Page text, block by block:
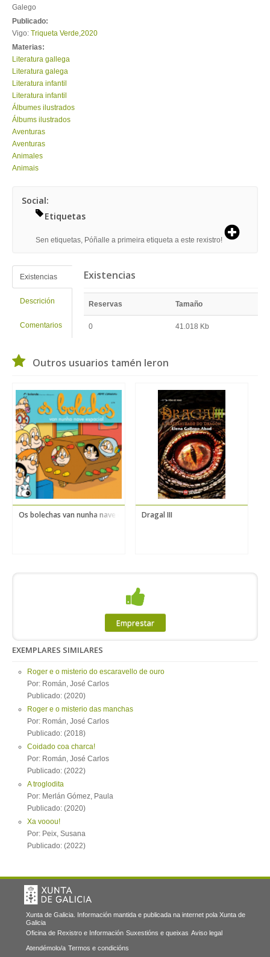
Galego
Publicado:
Vigo: Triqueta Verde,2020
Materias:
Literatura gallega
Literatura galega
Literatura infantil
Literatura infantil
Álbumes ilustrados
Álbums ilustrados
Aventuras
Aventuras
Animales
Animais
Social:
Etiquetas
Sen etiquetas, Póñalle a primeira etiqueta a este rexistro!
Existencias
Descrición
Comentarios
Existencias
Reservas Tamaño
0 41.018 Kb
Outros usuarios tamén leron
Os bolechas van nunha nave espacialDragal III
Emprestar
EXEMPLARES SIMILARES
Roger e o misterio do escaravello de ouro
Por: Román, José Carlos
Publicado: (2020)
Roger e o misterio das manchas
Por: Román, José Carlos
Publicado: (2018)
Coidado coa charca!
Por: Román, José Carlos
Publicado: (2022)
A troglodita
Por: Merlán Gómez, Paula
Publicado: (2020)
Xa vooou!
Por: Peix, Susana
Publicado: (2022)
Xunta de Galicia. Información mantida e publicada na internet pola Xunta de
Galicia
Oficina de Rexistro e Información Suxestións e queixas Aviso legal
Atendémolo/a Termos e condicións